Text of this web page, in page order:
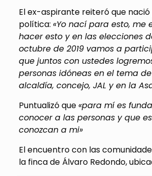
El ex-aspirante reiteró que
política: «Yo nací para esto, me
hacer esto y en las elecciones
octubre de 2019 vamos a
que juntos con ustedes
personas idóneas en el tema
alcaldía, concejo, JAL y en la
Puntualizó que«para mí es
conocer a las personas y que
conozcan a mi»
El encuentro con las
la finca de Álvaro Redondo,